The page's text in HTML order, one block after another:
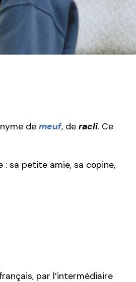
de meuf, de racli. Ce
: sa petite amie, sa copine,
par l’intermédiaire